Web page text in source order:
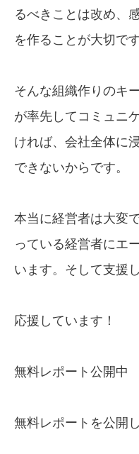
るべきことは改め、
を作ることが大切です
そんな組織作りのキ
が率先してコミュニ
ければ、会社全体に
できないからです。
本当に経営者は大変
っている経営者にエ
います。そして支援
応援しています！
無料レポート公開中
無料レポートを公開